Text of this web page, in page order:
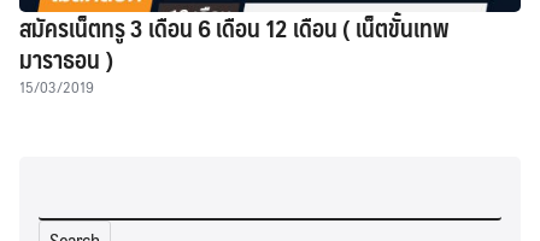
สมัครเน็ตทรู 3 เดือน 6 เดือน 12 เดือน ( เน็ตขั้นเทพ
มาราธอน )
15/03/2019
for: